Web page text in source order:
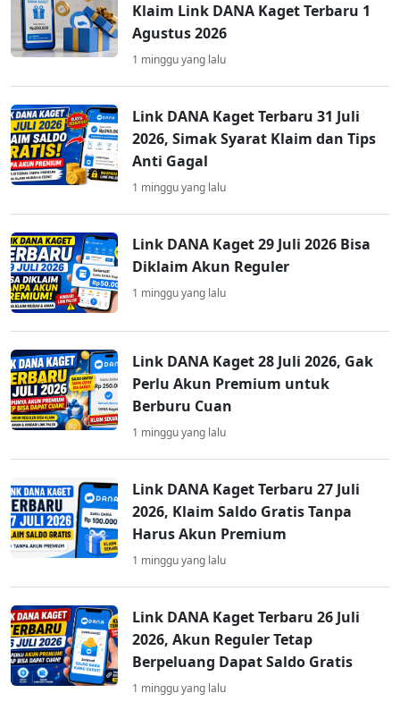
Klaim Link DANA Kaget Terbaru 1
Agustus 2026
1 minggu yang lalu
Link DANA Kaget Terbaru 31 Juli
2026, Simak Syarat Klaim dan Tips
Anti Gagal
1 minggu yang lalu
Link DANA Kaget 29 Juli 2026 Bisa
Diklaim Akun Reguler
1 minggu yang lalu
Link DANA Kaget 28 Juli 2026, Gak
Perlu Akun Premium untuk
Berburu Cuan
1 minggu yang lalu
Link DANA Kaget Terbaru 27 Juli
2026, Klaim Saldo Gratis Tanpa
Harus Akun Premium
1 minggu yang lalu
Link DANA Kaget Terbaru 26 Juli
2026, Akun Reguler Tetap
Berpeluang Dapat Saldo Gratis
1 minggu yang lalu